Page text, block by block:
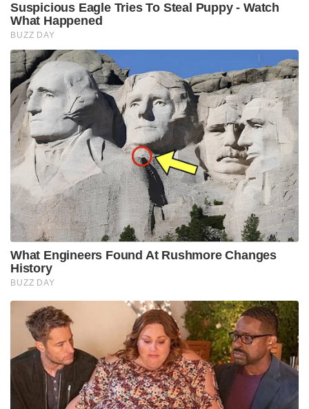
Suspicious Eagle Tries To Steal Puppy - Watch
What Happened
BUZZ DAY
What Engineers Found At Rushmore Changes
History
BUZZ DAY